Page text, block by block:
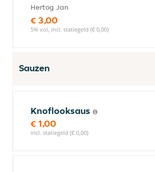
Hertog Jan
€ 3,00
5% vol, incl. statiegeld (€ 0,00)
Sauzen
Knoflooksaus
€ 1,00
incl. statiegeld (€ 0,00)